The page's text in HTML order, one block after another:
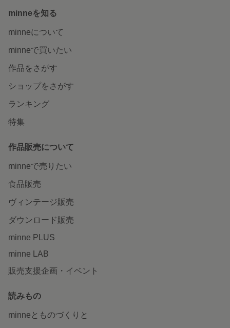
minneを知る
minneについて
minneで買いたい
作品をさがす
ショップをさがす
ランキング
特集
作品販売について
minneで売りたい
食品販売
ヴィンテージ販売
ダウンロード販売
minne PLUS
minne LAB
販売支援企画・イベント
読みもの
minneとものづくりと